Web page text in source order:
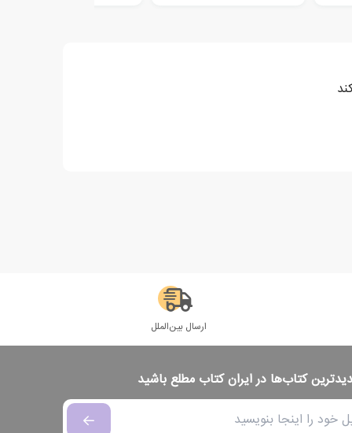
ارسال بین‌الملل
کتاب‌ها در ایران کتاب مطلع باشید